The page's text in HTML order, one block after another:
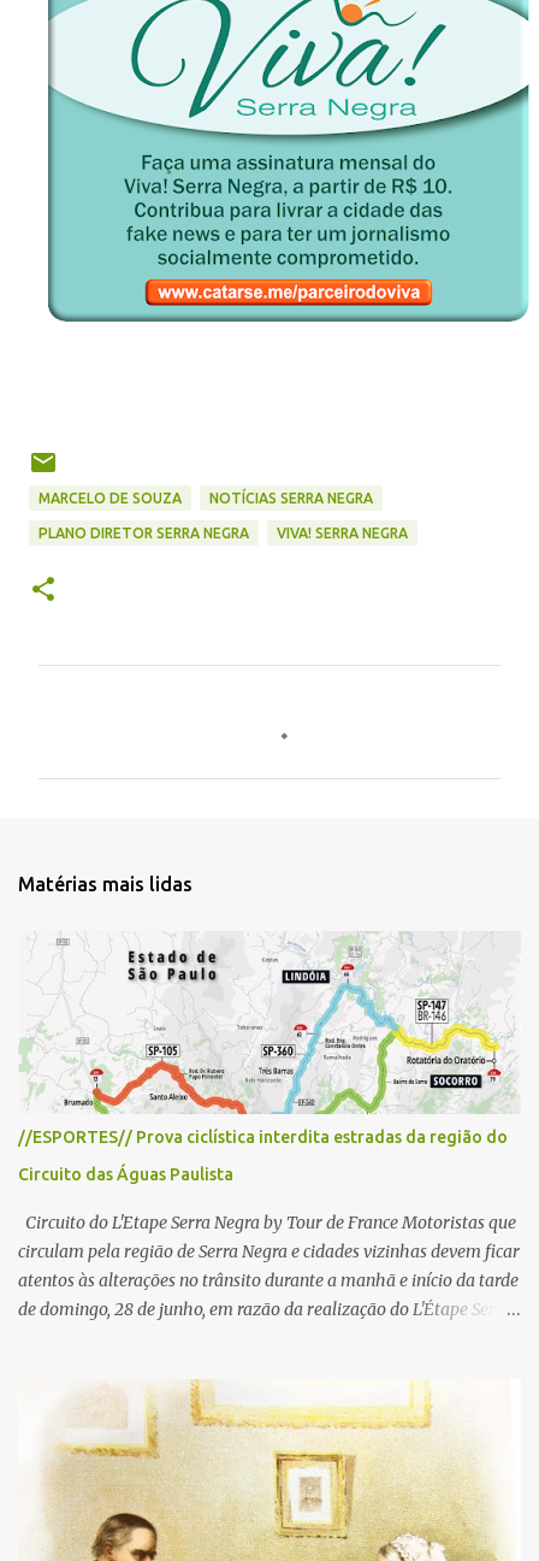
MARCELO DE SOUZA NOTÍCIAS SERRA NEGRA
PLANO DIRETOR SERRA NEGRA VIVA! SERRA NEGRA
t
i
o
s
Matérias mais lidas
//ESPORTES// Prova ciclística interdita estradas da região do
Circuito das Águas Paulista
Circuito do L'Etape Serra Negra by Tour de France Motoristas que
circulam pela região de Serra Negra e cidades vizinhas devem ficar
atentos às alterações no trânsito durante a manhã e início da tarde
de domingo, 28 de junho, em razão da realização do L'Étape Serra
reunirá atletas de diferentes regiões do país e terá percursos
passando pelos municípios de Serra Negra, Amparo, Monte Alegre
do Sul, Lindoia e Socorro. Para garantir a segurança dos
participantes e do público, diversos trechos de rodovias e estradas
da região serão interditados temporariamente ao longo da prova.
A largada será na Rua Coronel Pedro Penteado, em Serra Negra,